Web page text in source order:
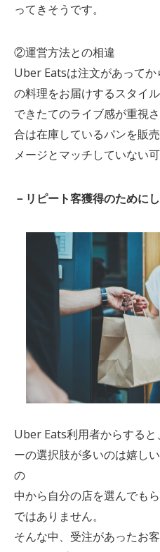
ってきそうです。
②運営方法との相違
Uber Eatsは注文があって
の料理をお届けするスタイル
できたてのライブ感が重視
合は在庫しているパンを販
メージとマッチしていない可
－リピート客獲得のために
Uber Eats利用者からする
ーの選択肢が多いのは嬉し
の
中から自分の店を選んでも
ではありません。
そんな中、受注があったお